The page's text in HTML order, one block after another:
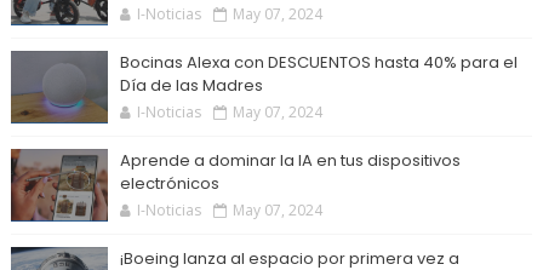
I-Noticias May 07, 2024
Bocinas Alexa con DESCUENTOS hasta 40% para el
Día de las Madres
I-Noticias May 07, 2024
Aprende a dominar la IA en tus dispositivos
electrónicos
I-Noticias May 07, 2024
¡Boeing lanza al espacio por primera vez a